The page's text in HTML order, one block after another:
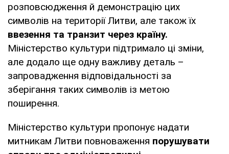
розповсюдження й демонстрацію цих
символів на території Литви, але також їх
ввезення та транзит через країну.
Міністерство культури підтримало ці зміни,
але додало ще одну важливу деталь –
запровадження відповідальності за
зберігання таких символів із метою
поширення.
Міністерство культури пропонує надати
митникам Литви повноваження порушувати